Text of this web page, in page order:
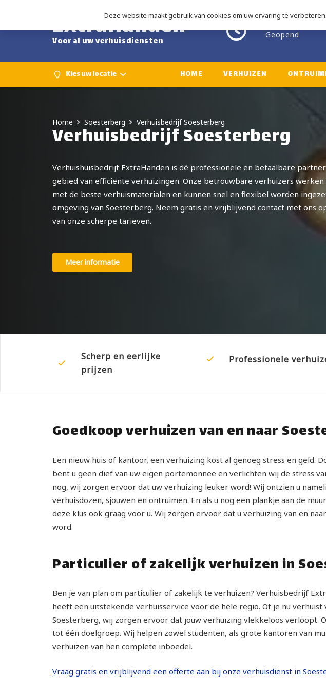
ExtraHanden
Voor al uw verhuisdiensten Geopend
Kies uw locatie HOME VERHUIZEN
Home Soesterberg Verhuisbedrijf Soesterberg
Verhuisbedrijf Soesterberg
Verhuishuisbedrijf ExtraHanden is dé professionele en betaalbare
gebied van efficiënte verhuizingen. Onze betrouwbare verhuizers werken
met de beste verhuismaterialen en kunnen snel en flexibel worden
omgeving van Soesterberg. Neem gratis en vrijblijvend contact met ons
van onze scherpe tarieven.
Meer informatie
Scherp en eerlijke
prijzen
Professionele
Goedkoop verhuizen van en naar
Een nieuw huis of kantoor, een verhuizing kost al genoeg stress en geld.
bent u geen dief van uw eigen portemonnee en verlichten wij de stress
nog, wij zorgen ervoor dat uw verhuizing leuker word! Wij ontzien u
verhuisdozen, sjouwen en ontruimen. En als u nog een plankje aan de
deze klus ook graag voor u. Wij zorgen ervoor dat u verhuizing van en
word.
Particulier of zakelijk verhuizen in
Ben je van plan om particulier of zakelijk te verhuizen? Verhuisbedrijf
heeft een uitstekende verhuisservice voor de hele regio. Of je nu verhuist
Soesterberg, wij zorgen ervoor dat jouw verhuizing vlekkeloos verloopt.
tot één doelgroep. Wij helpen zowel studenten, als grote kantoren van
verhuizen van hen complete inboedel.
Vraag gratis en vrijblijvend een offerte aan bij onze verhuisdienst in
Deze website maakt gebruik van cookies om uw ervaring te